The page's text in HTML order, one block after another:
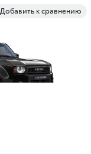
Добавить к сравнению